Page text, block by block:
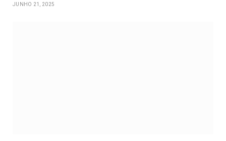
JUNHO 21, 2025